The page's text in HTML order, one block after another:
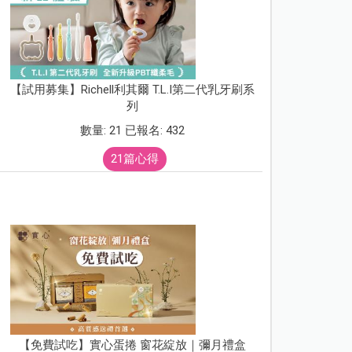
【試用募集】Richell利其爾 T.L.I第二代乳牙刷系
列
數量: 21 已報名: 432
21篇心得
【免費試吃】實心蛋捲 窗花綻放｜彌月禮盒